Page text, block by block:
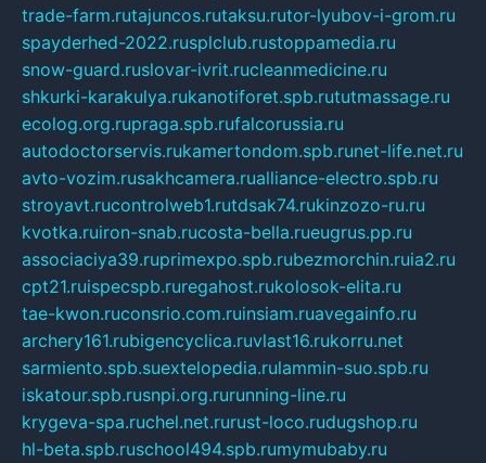
trade-farm.rutajuncos.rutaksu.rutor-lyubov-i-grom.ru
spayderhed-2022.rusplclub.rustoppamedia.ru
snow-guard.ruslovar-ivrit.rucleanmedicine.ru
shkurki-karakulya.rukanotiforet.spb.rututmassage.ru
ecolog.org.rupraga.spb.rufalcorussia.ru
autodoctorservis.rukamertondom.spb.runet-life.net.ru
avto-vozim.rusakhcamera.rualliance-electro.spb.ru
stroyavt.rucontrolweb1.rutdsak74.rukinzozo-ru.ru
kvotka.ruiron-snab.rucosta-bella.rueugrus.pp.ru
associaciya39.ruprimexpo.spb.rubezmorchin.ruia2.ru
cpt21.ruispecspb.ruregahost.rukolosok-elita.ru
tae-kwon.ruconsrio.com.ruinsiam.ruavegainfo.ru
archery161.rubigencyclica.ruvlast16.rukorru.net
sarmiento.spb.suextelopedia.rulammin-suo.spb.ru
iskatour.spb.rusnpi.org.rurunning-line.ru
krygeva-spa.ruchel.net.rurust-loco.rudugshop.ru
hl-beta.spb.ruschool494.spb.rumymubaby.ru